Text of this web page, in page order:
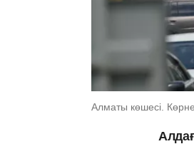
Алматы көшесі.